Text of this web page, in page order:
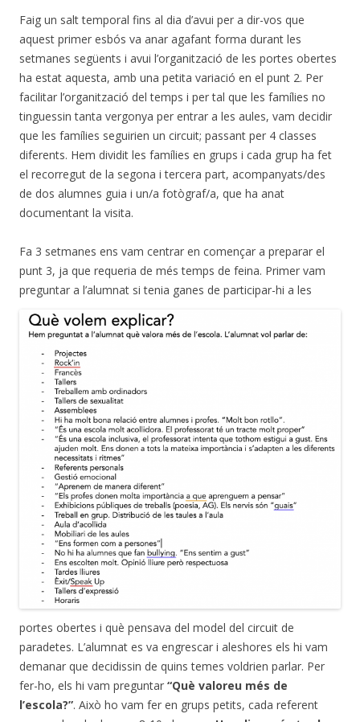
Faig un salt temporal fins al dia d’avui per a dir-vos que
aquest primer esbós va anar agafant forma durant les
setmanes següents i avui l’organització de les portes obertes
ha estat aquesta, amb una petita variació en el punt 2. Per
facilitar l’organització del temps i per tal que les famílies no
tinguessin tanta vergonya per entrar a les aules, vam decidir
que les famílies seguirien un circuit; passant per 4 classes
diferents. Hem dividit les famílies en grups i cada grup ha fet
el recorregut de la segona i tercera part, acompanyats/des
de dos alumnes guia i un/a fotògraf/a, que ha anat
documentant la visita.
Fa 3 setmanes ens vam centrar en començar a preparar el
punt 3, ja que requeria de més temps de feina. Primer vam
preguntar a l’alumnat si tenia ganes de participar-hi a les
portes obertes i què pensava del model del circuit de
paradetes. L’alumnat es va engrescar i aleshores els hi vam
demanar que decidissin de quins temes voldrien parlar. Per
fer-ho, els hi vam preguntar “Què valoreu més de
l’escola?”. Això ho vam fer en grups petits, cada referent